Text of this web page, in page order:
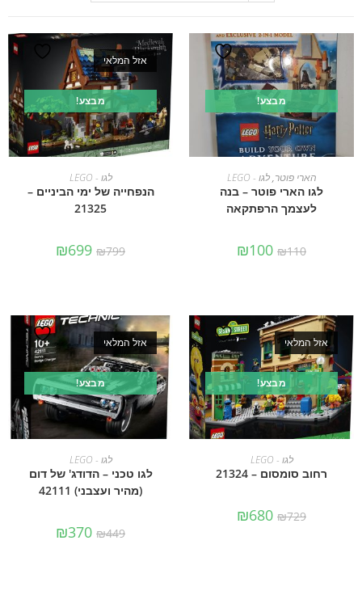
מבצע!
הוספה לסל
הארי פוטר,לגו - LEGO
לגו הארי פוטר – בנה
לעצמך הרפתקאה
₪110
₪100
אזל המלאי
מבצע!
מידע נוסף
לגו - LEGO
הנפחייה של ימי הביניים –
21325
₪799
₪699
אזל המלאי
מבצע!
מידע נוסף
לגו - LEGO
רחוב סומסום – 21324
₪729
₪680
אזל המלאי
מבצע!
מידע נוסף
לגו - LEGO
לגו טכני – הדודג' של דום
(מהיר ועצבני) 42111
₪449
₪370